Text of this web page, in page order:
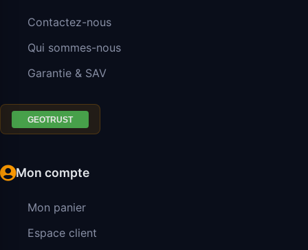
Contactez-nous
Qui sommes-nous
Garantie & SAV
Mon compte
Mon panier
Espace client